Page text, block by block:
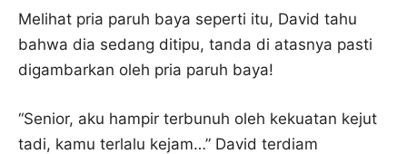
Melihat pria paruh baya seperti itu, David tahu
bahwa dia sedang ditipu, tanda di atasnya pasti
digambarkan oleh pria paruh baya!
“Senior, aku hampir terbunuh oleh kekuatan kejut
tadi, kamu terlalu kejam…” David terdiam